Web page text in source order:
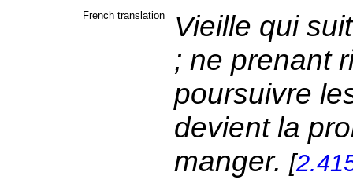
French translation
Vieille qui
; ne prenant
poursuivre
devient la
manger. [